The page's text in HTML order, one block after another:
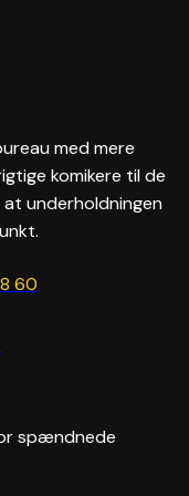
med mere
komikere til de
underholdningen
60
spændnede